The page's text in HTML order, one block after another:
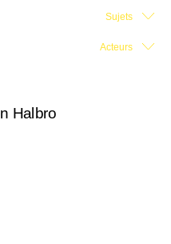
Sujets
Acteurs